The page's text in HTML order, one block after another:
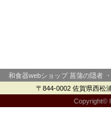
和食器webショップ 菖蒲の隠者
〒844-0002 佐賀県西松
Copyright©